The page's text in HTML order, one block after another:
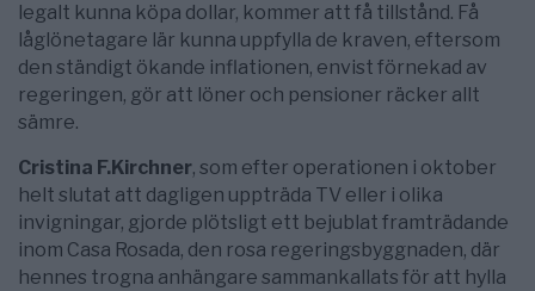
legalt kunna köpa dollar, kommer att få tillstånd. Få
låglönetagare lär kunna uppfylla de kraven, eftersom
den ständigt ökande inflationen, envist förnekad av
regeringen, gör att löner och pensioner räcker allt
sämre.
Cristina F.Kirchner, som efter operationen i oktober
helt slutat att dagligen uppträda TV eller i olika
invigningar, gjorde plötsligt ett bejublat framträdande
inom Casa Rosada, den rosa regeringsbyggnaden, där
hennes trogna anhängare sammankallats för att hylla